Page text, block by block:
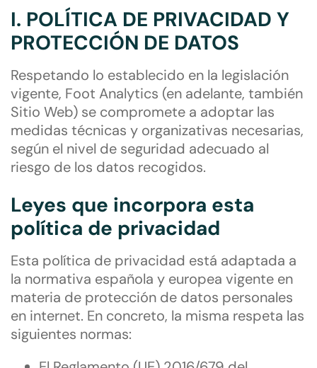
I. POLÍTICA DE PRIVACIDAD Y
PROTECCIÓN DE DATOS
Respetando lo establecido en la legislación
vigente, Foot Analytics (en adelante, también
Sitio Web) se compromete a adoptar las
medidas técnicas y organizativas necesarias,
según el nivel de seguridad adecuado al
riesgo de los datos recogidos.
Leyes que incorpora esta
política de privacidad
Esta política de privacidad está adaptada a
la normativa española y europea vigente en
materia de protección de datos personales
en internet. En concreto, la misma respeta las
siguientes normas: